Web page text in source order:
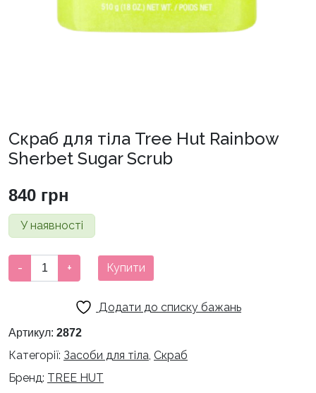
Скраб для тіла Tree Hut Rainbow
Sherbet Sugar Scrub
840 грн
У наявності
для
Hut
Sherbet
Sugar
- + Купити
Додати до списку бажань
Артикул: 2872
Категорії: Засоби для тіла, Скраб
Бренд: TREE HUT